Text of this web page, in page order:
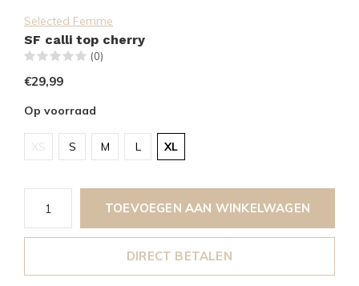
Selected Femme
SF calli top cherry
(0)
€29,99
Op voorraad
XS S M L XL
TOEVOEGEN AAN WINKELWAGEN
DIRECT BETALEN